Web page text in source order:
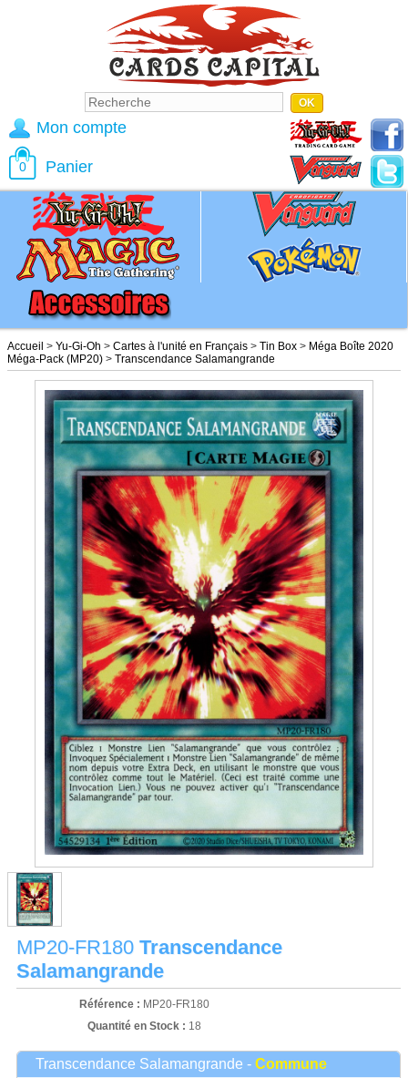
Accueil > Yu-Gi-Oh > Cartes à l'unité en Français > Tin Box > Méga Boîte 2020
Méga-Pack (MP20) > Transcendance Salamangrande
MP20-FR180 Transcendance
Salamangrande
Référence : MP20-FR180
Quantité en Stock : 18
Transcendance Salamangrande - Commune
Mon compte
0 Panier